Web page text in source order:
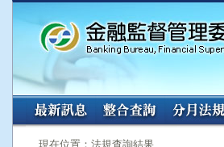
:::
現在位置：法規查詢結果